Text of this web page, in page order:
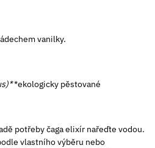
vanilky.
*ekologicky pěstované
potřeby čaga elixír nařeďte vodou.
vlastního výběru nebo